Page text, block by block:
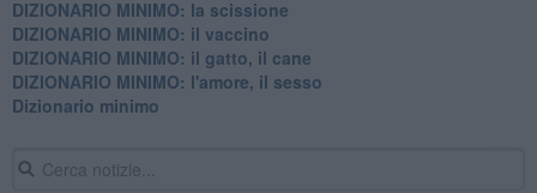
DIZIONARIO MINIMO: la scissione
DIZIONARIO MINIMO: il vaccino
DIZIONARIO MINIMO: il gatto, il cane
DIZIONARIO MINIMO: l'amore, il sesso
Dizionario minimo